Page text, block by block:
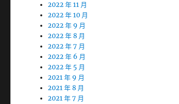
2022 年 11 月
2022 年 10 月
2022 年 9 月
2022 年 8 月
2022 年 7 月
2022 年 6 月
2022 年 5 月
2021 年 9 月
2021 年 8 月
2021 年 7 月